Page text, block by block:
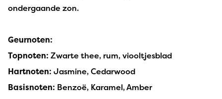
ondergaande zon.
Geurnoten:
Topnoten: Zwarte thee, rum, viooltjesblad
Hartnoten: Jasmine, Cedarwood
Basisnoten: Benzoë, Karamel, Amber